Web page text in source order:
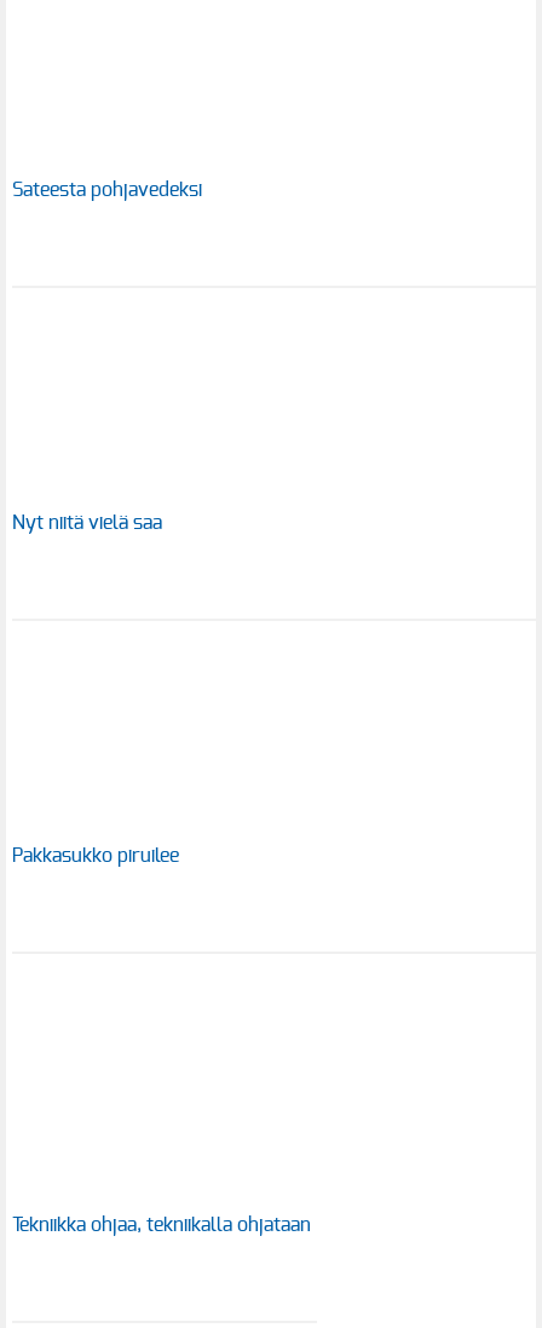
Sateesta pohjavedeksi
Nyt niitä vielä saa
Pakkasukko piruilee
Tekniikka ohjaa, tekniikalla ohjataan